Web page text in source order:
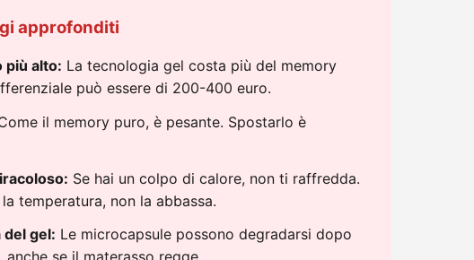
approfonditi
più alto: La tecnologia gel costa più del memory
può essere di 200-400 euro.
il memory puro, è pesante. Spostarlo è
Se hai un colpo di calore, non ti raffredda.
temperatura, non la abbassa.
del gel: Le microcapsule possono degradarsi dopo